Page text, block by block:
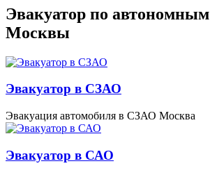
Эвакуатор по
Москвы
Эвакуатор в СЗАО
Эвакуация автомобиля в СЗАО Москва
Эвакуатор в САО